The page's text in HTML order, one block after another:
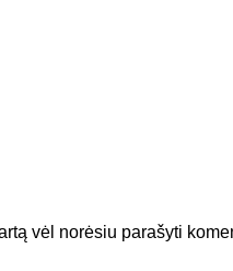
vėl norėsiu parašyti